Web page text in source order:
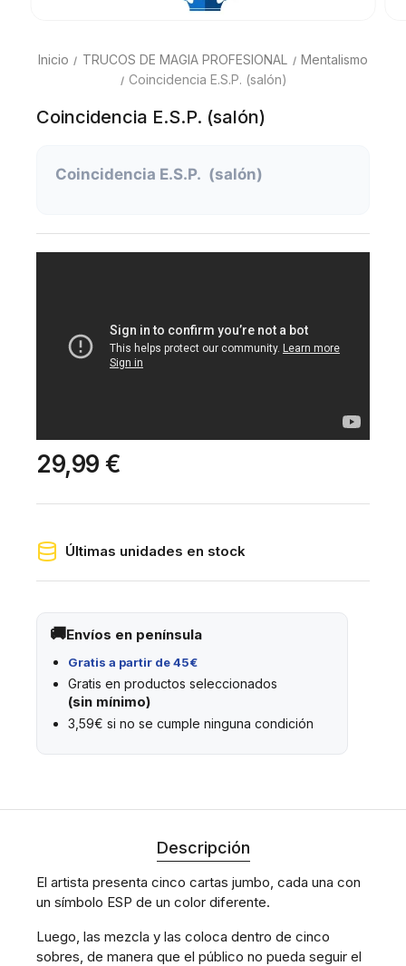
Inicio TRUCOS DE MAGIA PROFESIONAL
Mentalismo
Coincidencia E.S.P. (salón)
Coincidencia E.S.P. (salón)
Coincidencia E.S.P. (salón)
29,99 €
Últimas unidades en stock
Envíos en península
Gratis a partir de 45€
Gratis en productos seleccionados
(sin mínimo)
3,59€ si no se cumple ninguna condición
Descripción
El artista presenta cinco cartas jumbo, cada una con
un símbolo ESP de un color diferente.
Luego, las mezcla y las coloca dentro de cinco
sobres, de manera que el público no pueda seguir el